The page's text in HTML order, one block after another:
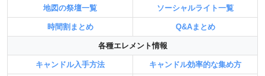
地図の祭壇一覧 ソーシャルライト一覧
時間割まとめ Q&Aまとめ
各種エレメント情報
キャンドル入手方法 キャンドル効率的な集め方